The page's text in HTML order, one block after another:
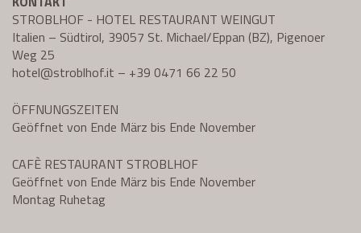
STROBLHOF - HOTEL RESTAURANT WEINGUT
Italien – Südtirol, 39057 St. Michael/Eppan (BZ), Pigenoer
Weg 25
hotel@stroblhof.it – +39 0471 66 22 50
ÖFFNUNGSZEITEN
Geöffnet von Ende März bis Ende November
CAFÈ RESTAURANT STROBLHOF
Geöffnet von Ende März bis Ende November
Montag Ruhetag